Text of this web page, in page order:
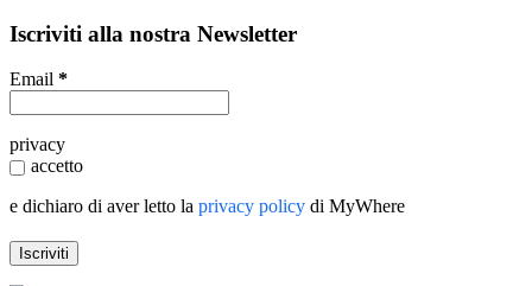
Iscriviti alla nostra Newsletter
Email *
privacy
accetto
e dichiaro di aver letto la privacy policy di MyWhere